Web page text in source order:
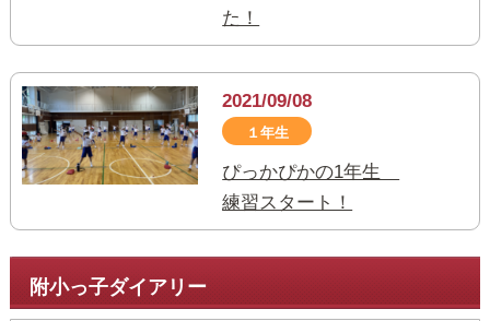
附小っ子ダイアリー
た！
2021/09/08
１年生
ぴっかぴかの1年生
練習スタート！